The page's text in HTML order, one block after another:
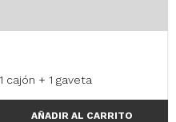
cajón + 1 gaveta
AÑADIR AL CARRITO